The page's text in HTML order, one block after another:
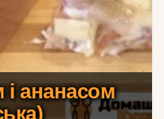
і ананасом